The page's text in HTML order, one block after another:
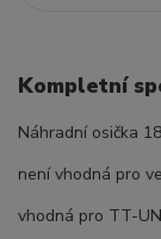
Kompletní
Náhradní osička
není vhodná pro
vhodná pro TT-